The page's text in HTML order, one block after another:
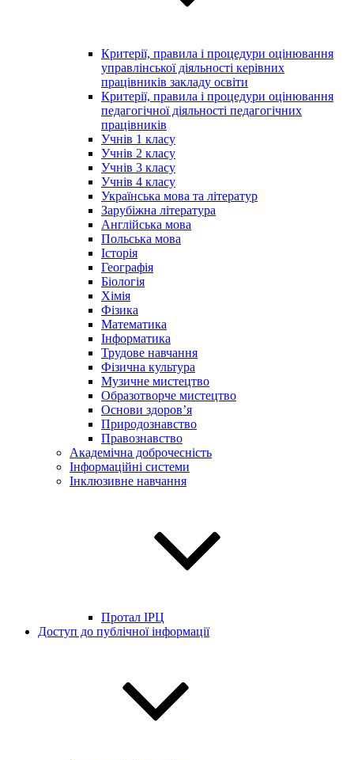
Критерії, правила і процедури оцінювання
управлінської діяльності керівних
працівників закладу освіти
Критерії, правила і процедури оцінювання
педагогічної діяльності педагогічних
працівників
Учнів 1 класу
Учнів 2 класу
Учнів 3 класу
Учнів 4 класу
Українська мова та літератур
Зарубіжна література
Англійська мова
Польська мова
Історія
Географія
Біологія
Хімія
Фізика
Математика
Інформатика
Трудове навчання
Фізична культура
Музичне мистецтво
Образотворче мистецтво
Основи здоров’я
Природознавство
Правознавство
Академічна доброчесність
Інформаційні системи
Інклюзивне навчання
Протал ІРЦ
Доступ до публічної інформації